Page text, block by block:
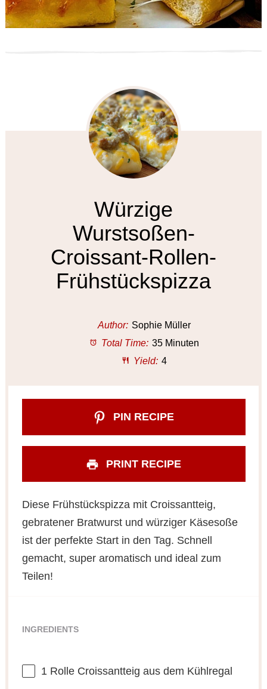
Würzige
Wurstsoßen-
Croissant-Rollen-
Frühstückspizza
Author: Sophie Müller
Total Time: 35 Minuten
Yield: 4
PIN RECIPE
PRINT RECIPE
Diese Frühstückspizza mit Croissantteig,
gebratener Bratwurst und würziger Käsesoße
ist der perfekte Start in den Tag. Schnell
gemacht, super aromatisch und ideal zum
Teilen!
INGREDIENTS
1Rolle Croissantteig aus dem Kühlregal